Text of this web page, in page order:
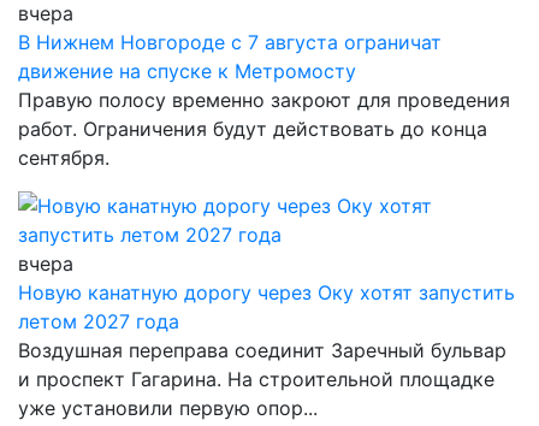
вчера
В Нижнем Новгороде с 7 августа ограничат
движение на спуске к Метромосту
Правую полосу временно закроют для проведения
работ. Ограничения будут действовать до конца
сентября.
вчера
Новую канатную дорогу через Оку хотят запустить
летом 2027 года
Воздушная переправа соединит Заречный бульвар
и проспект Гагарина. На строительной площадке
уже установили первую опор...